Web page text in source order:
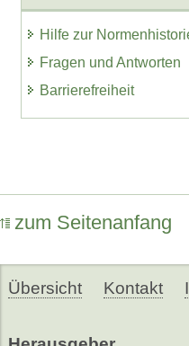
Hilfe zur
Fragen und Antworten
Barrierefreiheit
zum Seitenanfang
Übersicht Kontakt